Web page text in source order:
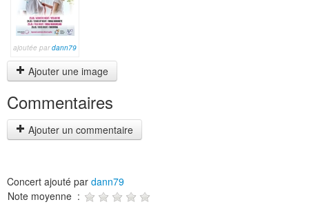
ajoutée pardann79
Ajouter une image
Commentaires
Ajouter un commentaire
Concert ajouté par dann79
Note moyenne :